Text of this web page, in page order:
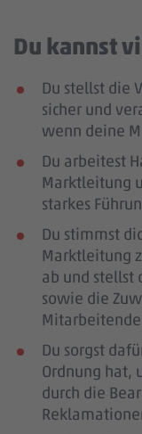
Du kannst
Du stellst die
sicher und
wenn deine
Du arbeitest
Marktleitung
starkes
Du stimmst
Marktleitung
ab und stellst
sowie die
Du sorgst
Ordnung hat,
durch die